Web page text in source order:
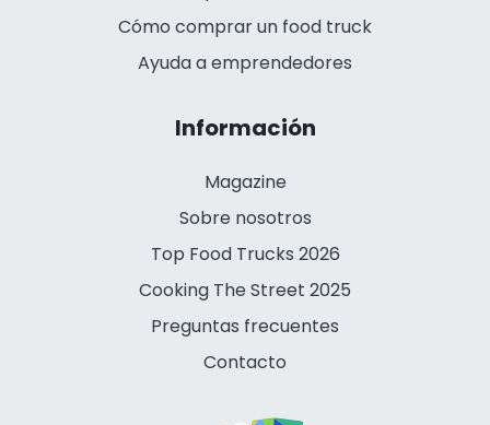
Cómo comprar un food truck
Ayuda a emprendedores
Información
Magazine
Sobre nosotros
Top Food Trucks 2026
Cooking The Street 2025
Preguntas frecuentes
Contacto